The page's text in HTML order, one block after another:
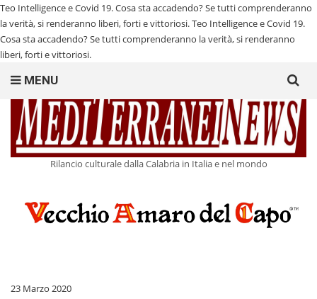
Teo Intelligence e Covid 19. Cosa sta accadendo? Se tutti comprenderanno
la verità, si renderanno liberi, forti e vittoriosi.Teo Intelligence e Covid 19.
Cosa sta accadendo? Se tutti comprenderanno la verità, si renderanno
liberi, forti e vittoriosi.
Rilancio culturale dalla Calabria in Italia e nel mondo
MENU
for:
23 Marzo 2020